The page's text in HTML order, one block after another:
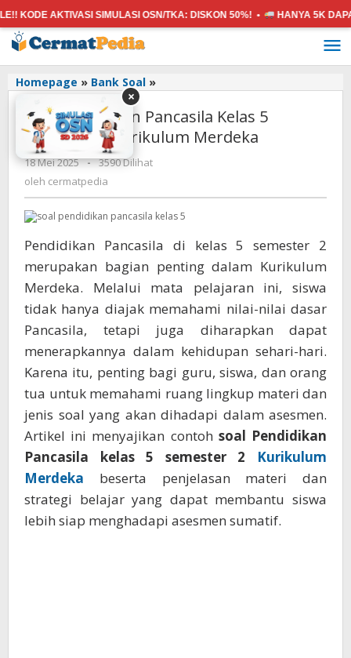
Lewati
ke
konten
AKTIVASI SIMULASI OSN/TKA:DISKON 50%! • HANYA 5KDAPAT
Homepage » Bank Soal »Soal
Pancasila
Kelas
5
Kurikulum
Merdeka
Soal Pendidikan Pancasila Kelas 5
Semester 2 Kurikulum Merdeka
18 Mei 2025 oleh
cermatpedia
- 3590 Dilihat
oleh cermatpedia
Pendidikan Pancasila di kelas 5 semester 2
merupakan bagian penting dalam Kurikulum
Merdeka. Melalui mata pelajaran ini, siswa
tidak hanya diajak memahami nilai-nilai dasar
Pancasila, tetapi juga diharapkan dapat
menerapkannya dalam kehidupan sehari-hari.
Karena itu, penting bagi guru, siswa, dan orang
tua untuk memahami ruang lingkup materi dan
jenis soal yang akan dihadapi dalam asesmen.
Artikel ini menyajikan contoh soal Pendidikan
Pancasila kelas 5 semester 2 Kurikulum
Merdeka beserta penjelasan materi dan
strategi belajar yang dapat membantu siswa
lebih siap menghadapi asesmen sumatif.
×